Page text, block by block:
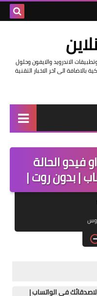
الاندرويد والايفون وحلول
بالاضافة الى آخر الاخبار التقنية
فيدو الحالة
| بدون روت |
في الواتساب |